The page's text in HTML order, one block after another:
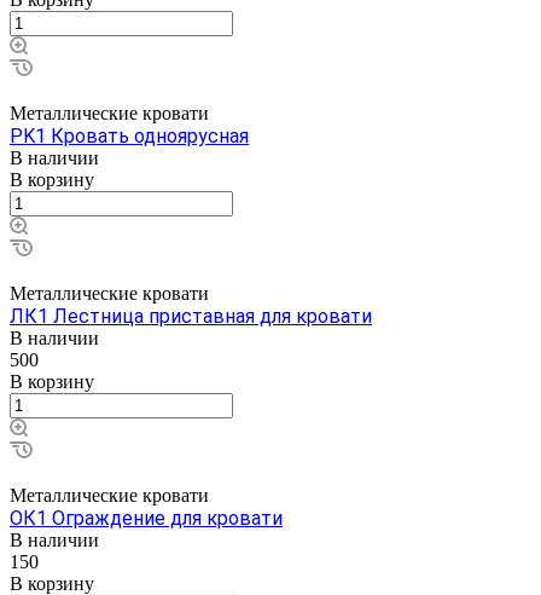
Металлические кровати
PK1 Кровать одноярусная
В наличии
В корзину
Металлические кровати
ЛК1 Лестница приставная для кровати
В наличии
500
В корзину
Металлические кровати
ОК1 Ограждение для кровати
В наличии
150
В корзину